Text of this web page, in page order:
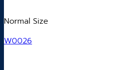
Normal Size
W0026